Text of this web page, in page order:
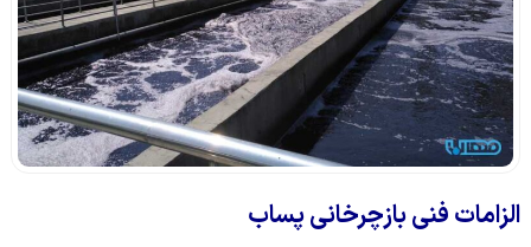
الزامات فنی بازچرخانی پساب